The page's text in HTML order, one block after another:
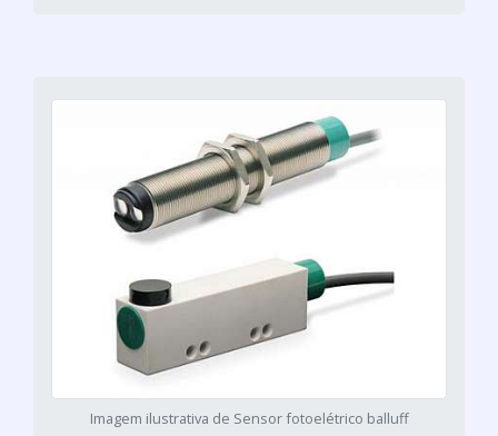
Imagem ilustrativa de Sensor fotoelétrico balluff